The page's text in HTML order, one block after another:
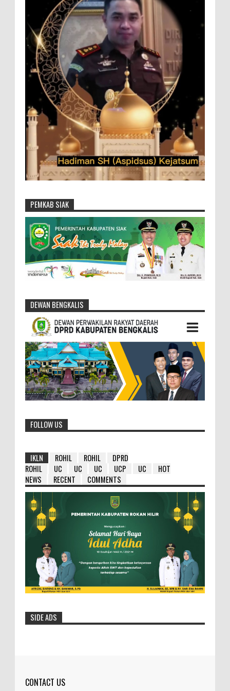
PEMKAB SIAK
DEWAN BENGKALIS
FOLLOW US
IKLN ROHIL ROHIL
DPRD
ROHIL
UC UC UC UCP UC
HOT
NEWS
RECENT COMMENTS
SIDE ADS
CONTACT US